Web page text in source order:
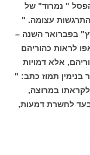
" נמרוד" של
נוצר עוד ב-1938 ועורר התרגשות עצומה. "
בפברואר השנה –
לראות כהוריהם
אלא דמויות
בנימין תמוז כתב: "
במרוצה,
לחשרת דמעות,